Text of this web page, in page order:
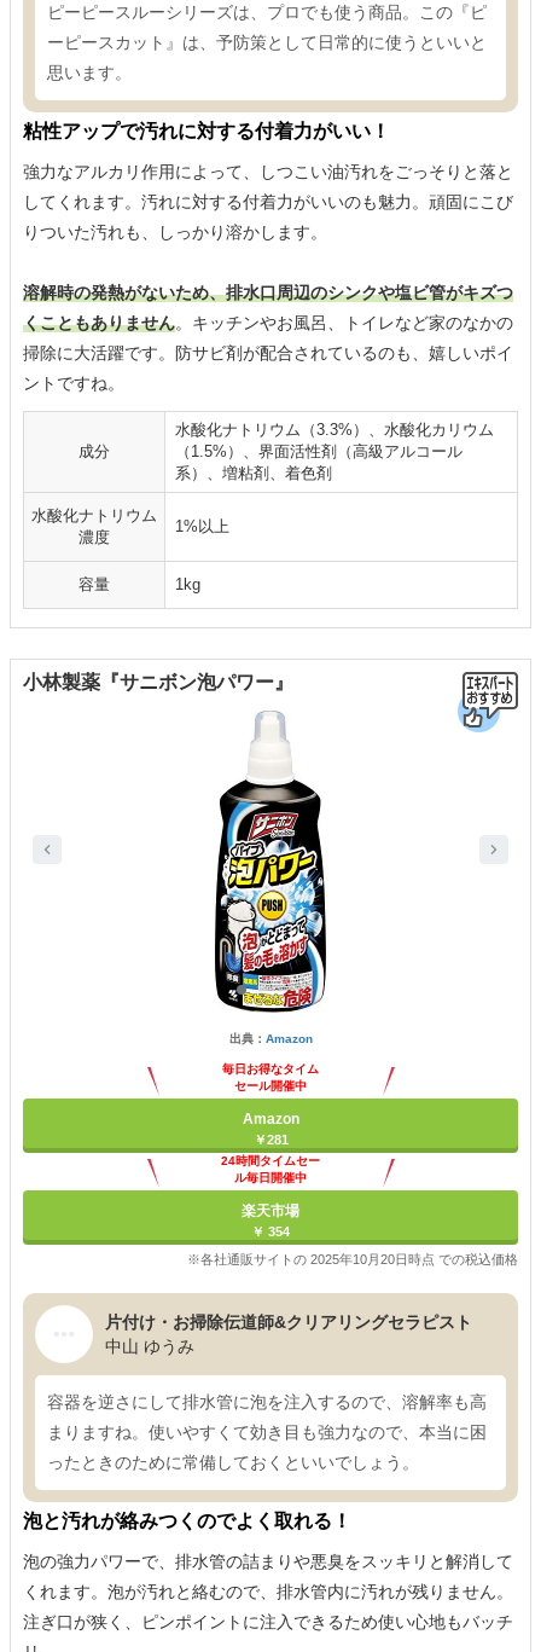
ピーピースルーシリーズは、プロでも使う商品。この『ピ
ーピースカット』は、予防策として日常的に使うといいと
思います。
粘性アップで汚れに対する付着力がいい！
強力なアルカリ作用によって、しつこい油汚れをごっそりと落と
してくれます。汚れに対する付着力がいいのも魅力。頑固にこび
りついた汚れも、しっかり溶かします。
溶解時の発熱がないため、排水口周辺のシンクや塩ビ管がキズつ
くこともありません。キッチンやお風呂、トイレなど家のなかの
掃除に大活躍です。防サビ剤が配合されているのも、嬉しいポイ
ントですね。
成分
水酸化ナトリウム（3.3%）、水酸化カリウム
（1.5%）、界面活性剤（高級アルコール
系）、増粘剤、着色剤
水酸化ナトリウム
濃度
1%以上
容量 1kg
小林製薬『サニボン泡パワー』
出典： Amazon
毎日お得なタイム
セール開催中
Amazon
￥281
24時間タイムセー
ル毎日開催中
楽天市場
￥ 354
※各社通販サイトの 2025年10月20日時点 での税込価格
片付け・お掃除伝道師&クリアリングセラピスト
中山 ゆうみ
容器を逆さにして排水管に泡を注入するので、溶解率も高
まりますね。使いやすくて効き目も強力なので、本当に困
ったときのために常備しておくといいでしょう。
泡と汚れが絡みつくのでよく取れる！
泡の強力パワーで、排水管の詰まりや悪臭をスッキリと解消して
くれます。泡が汚れと絡むので、排水管内に汚れが残りません。
注ぎ口が狭く、ピンポイントに注入できるため使い心地もバッチ